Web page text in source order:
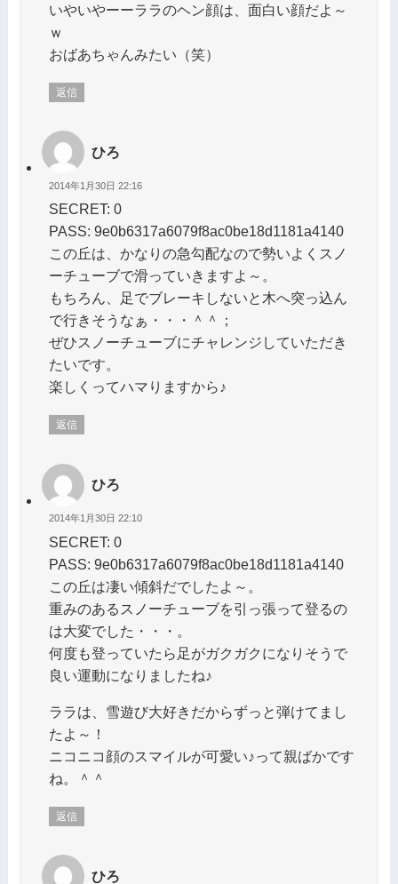
いやいやーーララのヘン顔は、面白い顔だよ～
ｗ
おばあちゃんみたい（笑）
返信
ひろ
2014年1月30日 22:16
SECRET: 0
PASS: 9e0b6317a6079f8ac0be18d1181a4140
この丘は、かなりの急勾配なので勢いよくスノ
ーチューブで滑っていきますよ～。
もちろん、足でブレーキしないと木へ突っ込ん
で行きそうなぁ・・・＾＾；
ぜひスノーチューブにチャレンジしていただき
たいです。
楽しくってハマりますから♪
返信
ひろ
2014年1月30日 22:10
SECRET: 0
PASS: 9e0b6317a6079f8ac0be18d1181a4140
この丘は凄い傾斜だでしたよ～。
重みのあるスノーチューブを引っ張って登るの
は大変でした・・・。
何度も登っていたら足がガクガクになりそうで
良い運動になりましたね♪
ララは、雪遊び大好きだからずっと弾けてまし
たよ～！
ニコニコ顔のスマイルが可愛い♪って親ばかです
ね。＾＾
返信
ひろ